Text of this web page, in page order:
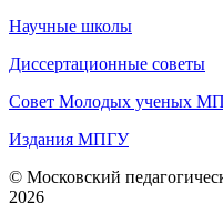
Научные школы
Диссертационные советы
Совет Молодых ученых
Издания МПГУ
© Московский
2026